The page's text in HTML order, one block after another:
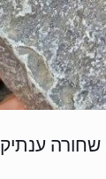
שחורה ענתיק